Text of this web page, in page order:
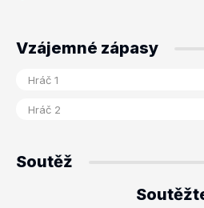
Vzájemné zápasy
Soutěž